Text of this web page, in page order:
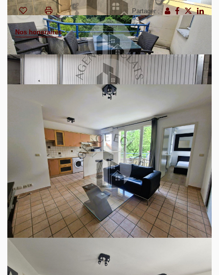
Partager :
Nos honoraires
Situé au 3ème et dernier étage avec ascenseur, découvrez
cet appartement de 2 pièces idéalement placé à
Montévrain.
L'appartement bénéficie d'une remise en beauté récente
(peintures fraîches et parquet neuf dans la chambre), vous
offrant un intérieur propre et lumineux dès l'entrée.
Il se compose :
D'une pièce de vie conviviale avec cuisine ouverte
aménagée, ouvrant sur un balcon ;
D'une chambre confortable salle de bains et de WC
indépendants.
Les atouts majeurs :
Le calme : Aucun voisin au-dessus de votre tête.
Le stationnement : Un box fermé en sous-sol complète ce
bien.
le RER A ou la gare TGV de Chessy/Disneyland en
quelques minutes. Proximité immédiate du Parc des